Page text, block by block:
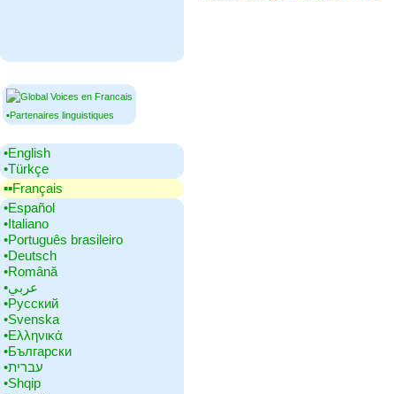
▪Partenaires linguistiques
•‎English
•‎Türkçe
▪▪‎Français
•‎Español
•‎Italiano
•‎Português brasileiro
•‎Deutsch
•‎Română
•‎عربي
•‎Русский
•‎Svenska
•‎Ελληνικά
•‎Български
•‎עברית
•‎Shqip